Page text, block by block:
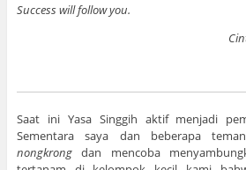
Success will follow you.
Saat ini Yasa Singgih aktif menjadi
Sementara saya dan beberapa
nongkrongdan mencoba